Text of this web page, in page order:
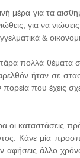
μέρα για τα
για να
&
πάρα πολλά
ήταν σε
που έχεις
καταστάσεις
Κάνε μία
άλλο χρόνο